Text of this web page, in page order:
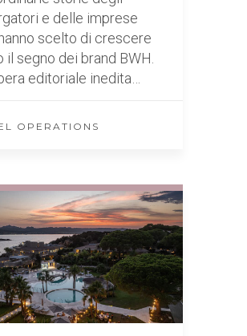
e delle imprese
scelto di crescere
il segno dei brand BWH.
editoriale inedita…
OPERATIONS